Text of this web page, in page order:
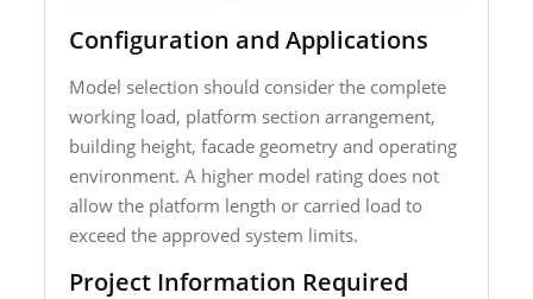
Configuration and Applications
Model selection should consider the complete
working load, platform section arrangement,
building height, facade geometry and operating
environment. A higher model rating does not
allow the platform length or carried load to
exceed the approved system limits.
Project Information Required